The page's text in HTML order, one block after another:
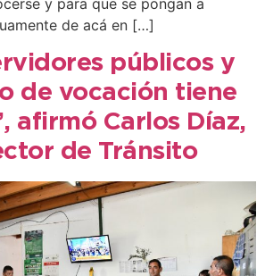
y para que se pongan a
de acá en […]
públicos y
de vocación tiene
afirmó Carlos Díaz,
de Tránsito